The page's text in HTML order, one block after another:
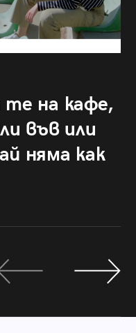
те на кафе,
във или
няма как